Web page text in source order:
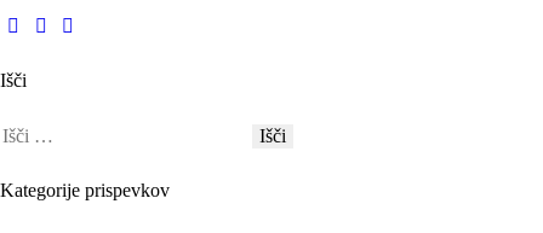
Išči
Kategorije prispevkov